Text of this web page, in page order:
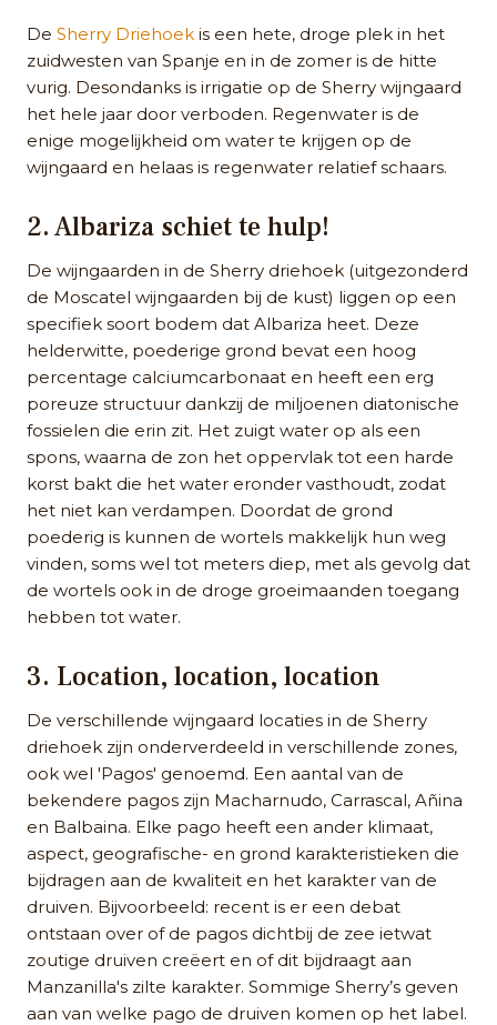
De Sherry Driehoek is een hete, droge plek in het
zuidwesten van Spanje en in de zomer is de hitte
vurig. Desondanks is irrigatie op de Sherry wijngaard
het hele jaar door verboden. Regenwater is de
enige mogelijkheid om water te krijgen op de
wijngaard en helaas is regenwater relatief schaars.
2. Albariza schiet te hulp!
De wijngaarden in de Sherry driehoek (uitgezonderd
de Moscatel wijngaarden bij de kust) liggen op een
specifiek soort bodem dat Albariza heet. Deze
helderwitte, poederige grond bevat een hoog
percentage calciumcarbonaat en heeft een erg
poreuze structuur dankzij de miljoenen diatonische
fossielen die erin zit. Het zuigt water op als een
spons, waarna de zon het oppervlak tot een harde
korst bakt die het water eronder vasthoudt, zodat
het niet kan verdampen. Doordat de grond
poederig is kunnen de wortels makkelijk hun weg
vinden, soms wel tot meters diep, met als gevolg dat
de wortels ook in de droge groeimaanden toegang
hebben tot water.
3. Location, location, location
De verschillende wijngaard locaties in de Sherry
driehoek zijn onderverdeeld in verschillende zones,
ook wel 'Pagos' genoemd. Een aantal van de
bekendere pagos zijn Macharnudo, Carrascal, Añina
en Balbaina. Elke pago heeft een ander klimaat,
aspect, geografische- en grond karakteristieken die
bijdragen aan de kwaliteit en het karakter van de
druiven. Bijvoorbeeld: recent is er een debat
ontstaan over of de pagos dichtbij de zee ietwat
zoutige druiven creëert en of dit bijdraagt aan
Manzanilla's zilte karakter. Sommige Sherry’s geven
aan van welke pago de druiven komen op het label.